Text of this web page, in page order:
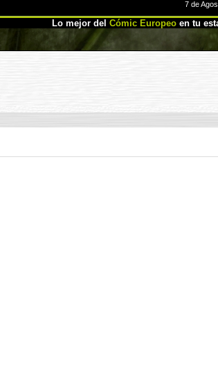
7 de
Lo mejor del Cómic Europeoen tu